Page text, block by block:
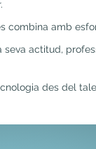
combina amb
actitud,
des del